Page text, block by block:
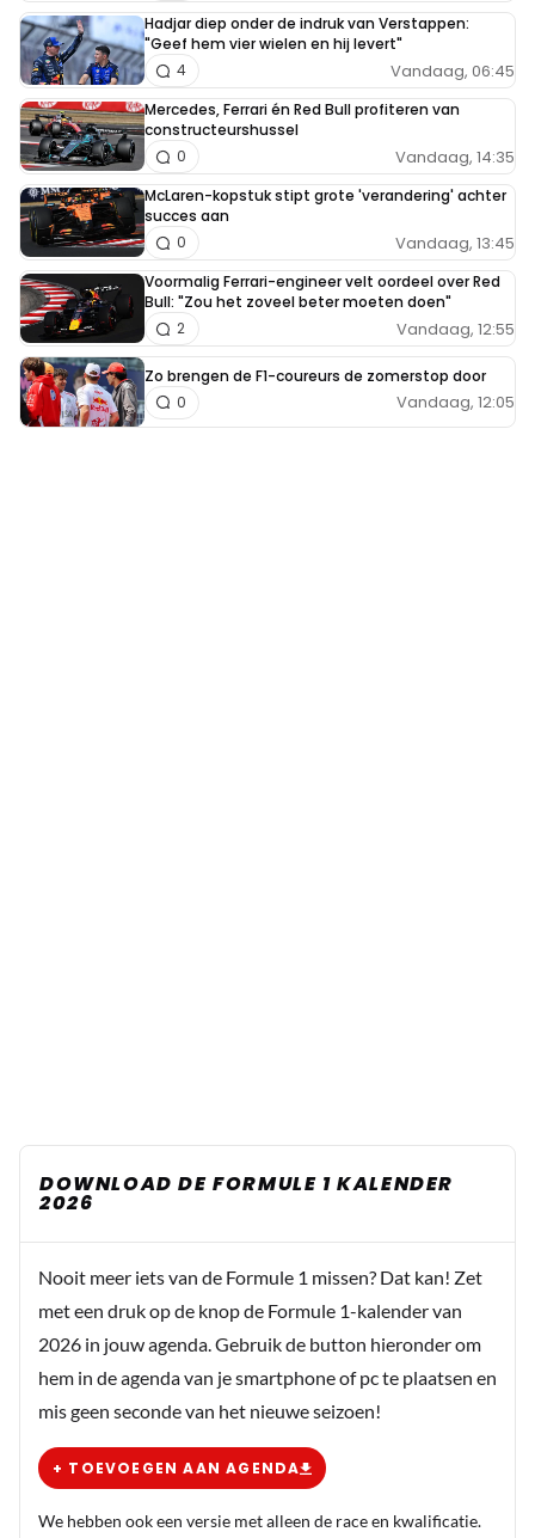
Hadjar diep onder de indruk van Verstappen:
"Geef hem vier wielen en hij levert"
Vandaag, 06:45
4
Mercedes, Ferrari én Red Bull profiteren van
constructeurshussel
Vandaag, 14:35
0
McLaren-kopstuk stipt grote 'verandering' achter
succes aan
Vandaag, 13:45
0
Voormalig Ferrari-engineer velt oordeel over Red
Bull: "Zou het zoveel beter moeten doen"
Vandaag, 12:55
2
Zo brengen de F1-coureurs de zomerstop door
Vandaag, 12:05
0
DOWNLOAD DE FORMULE 1 KALENDER
2026
Nooit meer iets van de Formule 1 missen? Dat kan! Zet
met een druk op de knop de Formule 1-kalender van
2026 in jouw agenda. Gebruik de button hieronder om
hem in de agenda van je smartphone of pc te plaatsen en
mis geen seconde van het nieuwe seizoen!
+ TOEVOEGEN AAN AGENDA
We hebben ook een versie met alleen de race en kwalificatie.